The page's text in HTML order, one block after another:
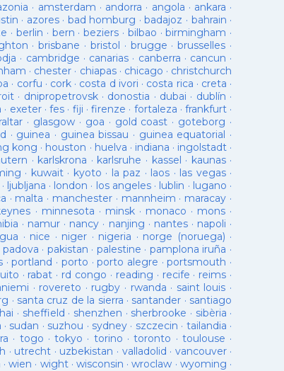
· amsterdam · andorra · angola · ankara ·
· azores· bad homburg ·badajoz · bahrain ·
· berlin · bern ·beziers · bilbao ·birmingham ·
·brisbane · bristol · brugge ·brusselles ·
· cambridge · canarias · canberra · cancun ·
· chester · chiapas· chicago · christchurch
· corfu · cork · costa d ivori · costa rica · creta ·
· dnipropetrovsk· donostia · dubai · dublín ·
· exeter· fes · fiji · firenze · fortaleza · frankfurt ·
· glasgow· goa · gold coast · goteborg ·
· guinea · guinea bissau · guinea equatorial ·
kong · houston · huelva · indiana · ingolstadt·
· karlskrona · karlsruhe · kassel · kaunas·
· kuwait· kyoto · la paz · laos · las vegas·
· ljubljana · london · los angeles· lublin · lugano ·
· malta · manchester · mannheim · maracay ·
· minnesota · minsk· monaco · mons ·
· namur · nancy · nanjing · nantes· napoli ·
· nice · niger · nigeria · norge (noruega) ·
padova · pakistan · palestine · pamplona iruña ·
·portland · porto ·porto alegre ·portsmouth ·
· rabat · rd congo · reading · recife · reims ·
· rovereto · rugby · rwanda · saint louis ·
· santa cruz de la sierra · santander · santiago
· sheffield · shenzhen · sherbrooke · sibèria ·
· sudan · suzhou · sydney · szczecin · tailandia ·
· togo ·tokyo · torino ·toronto · toulouse ·
· utrecht · uzbekistan · valladolid · vancouver·
·wien · wight·wisconsin ·wroclaw · wyoming ·